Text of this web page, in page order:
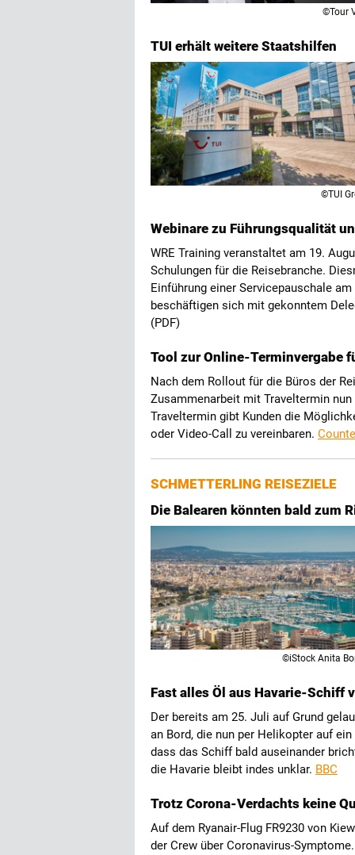
©Tour
TUI erhält weitere Staatshilfen
©TUI
Webinare zu Führungsqualität
WRE Training veranstaltet am 19.
Schulungen für die Reisebranche.
Einführung einer Servicepauschale
beschäftigen sich mit gekonntem
(PDF)
Tool zur Online-Terminvergabe
Nach dem Rollout für die Büros der
Zusammenarbeit mit Traveltermin
Traveltermin gibt Kunden die
oder Video-Call zu vereinbaren.
SCHMETTERLING REISEZIELE
Die Balearen könnten bald zum
©iStock Anita
Fast alles Öl aus Havarie-Schiff
Der bereits am 25. Juli auf Grund
an Bord, die nun per Helikopter auf
dass das Schiff bald auseinander
die Havarie bleibt indes unklar. BBC
Trotz Corona-Verdachts keine
Auf dem Ryanair-Flug FR9230 von
der Crew über Coronavirus-